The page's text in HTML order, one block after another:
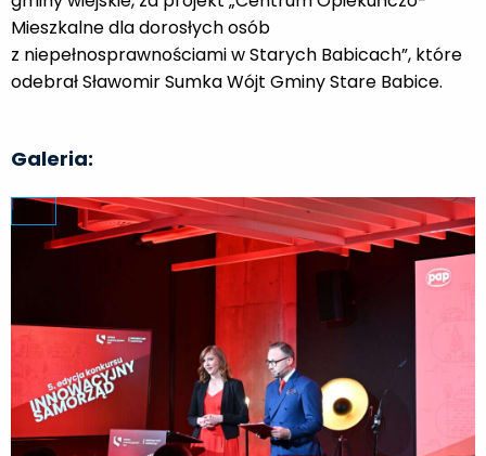
Mieszkalne dla dorosłych osób
z niepełnosprawnościami w Starych Babicach”, które
odebrał Sławomir Sumka Wójt Gminy Stare Babice.
Galeria: